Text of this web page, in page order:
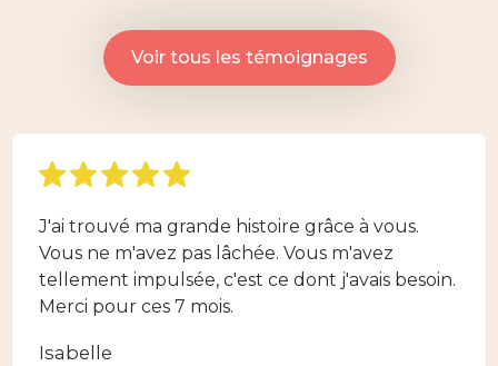
Voir tous les témoignages
J'ai trouvé ma grande histoire grâce à vous.
Vous ne m'avez pas lâchée. Vous m'avez
tellement impulsée, c'est ce dont j'avais besoin.
Merci pour ces 7 mois.
Isabelle